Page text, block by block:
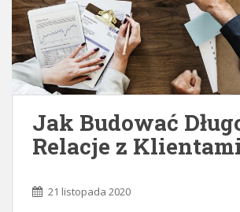
Jak Budować
Relacje z
21 listopada 2020